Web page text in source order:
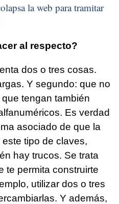
la web para tramitar
al respecto?
dos o tres cosas.
Y segundo: que no
tengan también
Es verdad
asociado de que la
tipo de claves,
hay trucos. Se trata
te permita construirte
utilizar dos o tres
Y además,